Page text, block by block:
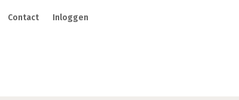
Contact Inloggen